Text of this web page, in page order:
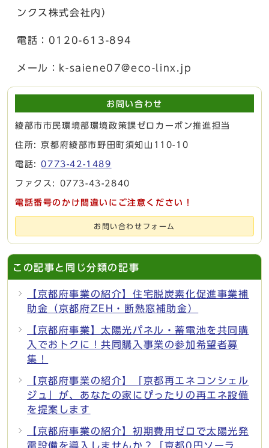
ンクス株式会社内）
電話：0120-613-894
メール：k-saiene07@eco-linx.jp
お問い合わせ
綾部市市民環境部環境政策課ゼロカーボン推進担当
住所: 京都府綾部市野田町須知山110-10
電話:0773-42-1489
ファクス: 0773-43-2840
電話番号のかけ間違いにご注意ください！
お問い合わせフォーム
この記事と同じ分類の記事
【京都府事業の紹介】住宅脱炭素化促進事業補
助金（京都府ZEH・断熱窓補助金）
【京都府事業】太陽光パネル・蓄電池を共同購
入でおトクに！共同購入事業の参加希望者募
集！
【京都府事業の紹介】「京都再エネコンシェル
ジュ」が、あなたの家にぴったりの再エネ設備
を提案します
【京都府事業の紹介】初期費用ゼロで太陽光発
電設備を導入しませんか？「京都0円ソーラ